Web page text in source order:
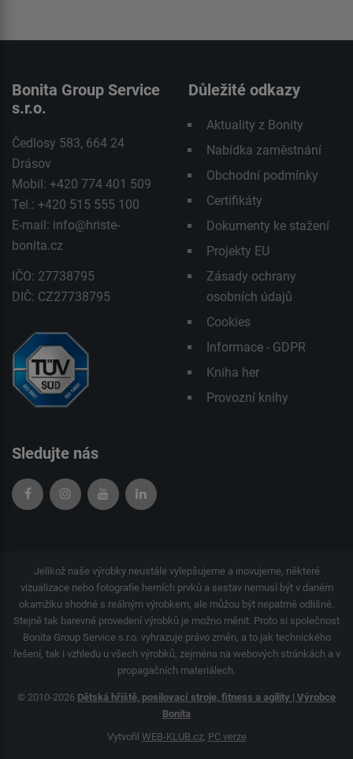
Bonita Group Service
s.r.o.
Čedlosy 583, 664 24
Drásov
Mobil: +420 774 401 509
Tel.: +420 515 555 100
E-mail: info@hriste-
bonita.cz
IČO: 27738795
DIČ: CZ27738795
Důležité odkazy
Aktuality z Bonity
Nabídka zaměstnání
Obchodní podmínky
Certifikáty
Dokumenty ke stažení
Projekty EU
Zásady ochrany
osobních údajů
Cookies
Informace - GDPR
Kniha her
Provozní knihy
Sledujte nás
Jelikož naše výrobky neustále vylepšujeme a inovujeme, některé
vizualizace nebo fotografie herních prvků a sestav nemusí být v daném
okamžiku shodné s reálným výrobkem, ale můžou být nepatrně odlišné.
Stejně tak barevné provedení výrobků je možno měnit. Proto si společnost
Bonita Group Service s.r.o. vyhrazuje právo změn, a to jak technického
řešení, tak i vzhledu u všech výrobků, zejména na webových stránkách a v
propagačních materiálech.
© 2010-2026 Dětská hřiště, posilovací stroje, fitness a agility | Výrobce
Bonita
Vytvořil WEB-KLUB.cz, PC verze